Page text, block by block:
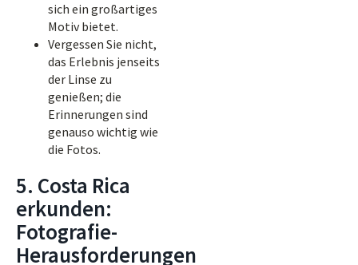
sich ein großartiges
Motiv bietet.
Vergessen Sie nicht,
das Erlebnis jenseits
der Linse zu
genießen; die
Erinnerungen sind
genauso wichtig wie
die Fotos.
5. Costa Rica
erkunden:
Fotografie-
Herausforderungen